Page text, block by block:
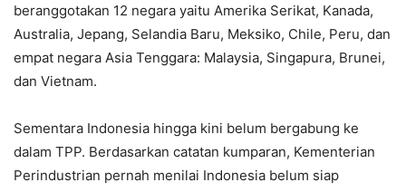
beranggotakan 12 negara yaitu Amerika Serikat, Kanada,
Australia, Jepang, Selandia Baru, Meksiko, Chile, Peru, dan
empat negara Asia Tenggara: Malaysia, Singapura, Brunei,
dan Vietnam.
Sementara Indonesia hingga kini belum bergabung ke
dalam TPP. Berdasarkan catatan kumparan, Kementerian
Perindustrian pernah menilai Indonesia belum siap